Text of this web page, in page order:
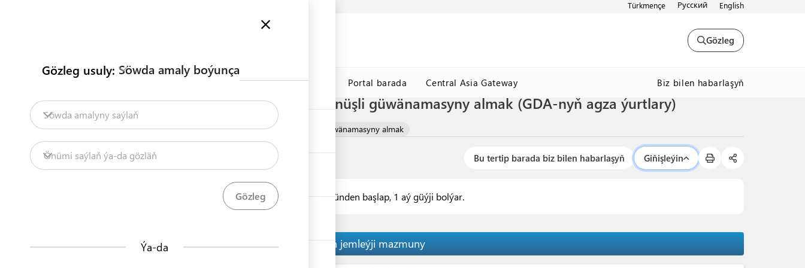
Türkmençe Русский English
Gözleg
Söwdany seljermek TDHÇMB Portal barada Central Asia Gateway Biz bilen habarlaşyň
Mazmuny
Söwdany seljermek
Gözleg usuly: Söwda amaly boýunça
Söwda amalyny saýlaň
Önümi saýlaň ýa-da gözläň
Ýa-da
Harytlaryň gelip çykmagynyň CT-1 görnüşli güwänamasyny almak (GDA-nyň agza ýurtlary)
Eksport Tekstil önümleri Harytlaryň gelip çykmagynynyň güwänamasyny almak
Bu tertip barada biz bilen habarlaşyň Giňişleýin
CT-1 görnüşli gelip çykmagynyň güwänamasynyň berlen gününden başlap, 1 aý güýji bolýar.
Ädimler(4) Tertibiň jemleýji mazmuny